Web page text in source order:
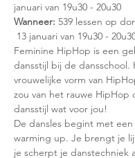
januari van 19u30 - 20u30
Wanneer: 539 lessen op
13 januari van 19u30 -
Feminine HipHop is een
dansstijl bij de dansschool.
vrouwelijke vorm van
zou van het rauwe HipHop
dansstijl wat voor jou!
De dansles begint met een
warming up. Je brengt je
je scherpt je danstechniek